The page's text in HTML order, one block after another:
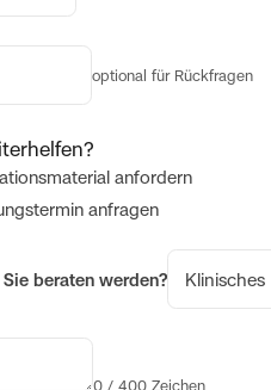
optional für Rückfragen
anfordern
anfragen
beraten werden?
0 / 400 Zeichen